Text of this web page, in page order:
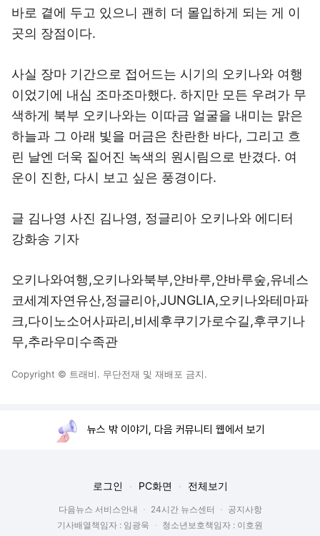
바로 곁에 두고 있으니 괜히 더 몰입하게 되는 게 이
곳의 장점이다.
사실 장마 기간으로 접어드는 시기의 오키나와 여행
이었기에 내심 조마조마했다. 하지만 모든 우려가 무
색하게 북부 오키나와는 이따금 얼굴을 내미는 맑은
하늘과 그 아래 빛을 머금은 찬란한 바다, 그리고 흐
린 날엔 더욱 짙어진 녹색의 원시림으로 반겼다. 여
운이 진한, 다시 보고 싶은 풍경이다.
글 김나영 사진 김나영, 정글리아 오키나와 에디터
강화송 기자
오키나와여행,오키나와북부,얀바루,얀바루숲,유네스
코세계자연유산,정글리아,JUNGLIA,오키나와테마파
크,다이노소어사파리,비세후쿠기가로수길,후쿠기나
무,추라우미수족관
Copyright © 트래비. 무단전재 및 재배포 금지.
뉴스 밖 이야기, 다음 커뮤니티 웹에서 보기
로그인 PC화면 전체보기
다음뉴스 서비스안내 24시간 뉴스센터
공지사항
기사배열책임자 : 임광욱
청소년보호책임자 : 이호원